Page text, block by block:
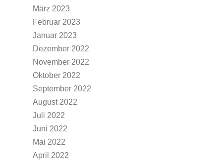
März 2023
Februar 2023
Januar 2023
Dezember 2022
November 2022
Oktober 2022
September 2022
August 2022
Juli 2022
Juni 2022
Mai 2022
April 2022